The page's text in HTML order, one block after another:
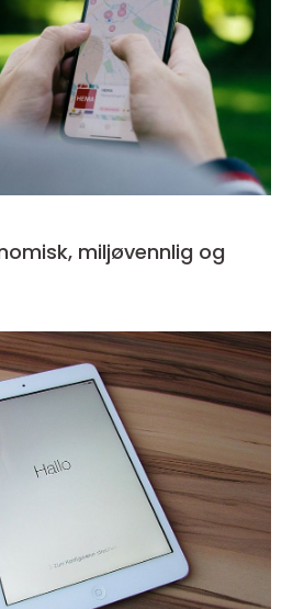
miljøvennlig og